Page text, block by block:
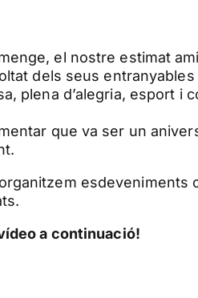
el nostre estimat
dels seus
plena d’alegria, esport i
que va ser un
esdeveniments
a continuació!